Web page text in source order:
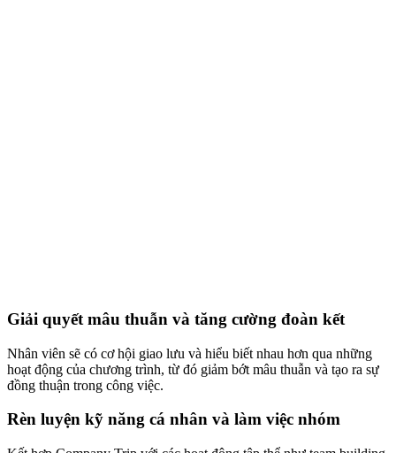
Giải quyết mâu thuẫn và tăng cường đoàn kết
Nhân viên sẽ có cơ hội giao lưu và hiểu biết nhau hơn qua những
hoạt động của chương trình, từ đó giảm bớt mâu thuẫn và tạo ra sự
đồng thuận trong công việc.
Rèn luyện kỹ năng cá nhân và làm việc nhóm